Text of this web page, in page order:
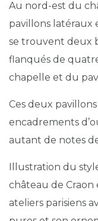
Au nord-est du
pavillons latéraux
se trouvent deux
flanqués de
chapelle et du
Ces deux
encadrements
autant de notes
Illustration du
château de
ateliers parisiens